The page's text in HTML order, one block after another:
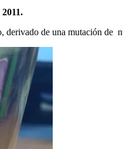
derivado de una mutación de